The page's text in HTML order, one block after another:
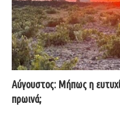
Αύγουστος: Μήπως η
πρωινά;